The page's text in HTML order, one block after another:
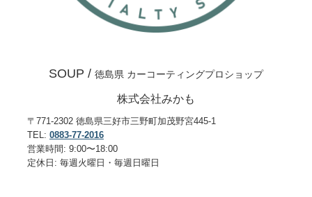
SOUP / 徳島県 カーコーティングプロショップ
株式会社みかも
〒771-2302 徳島県三好市三野町加茂野宮445-1
TEL: 0883-77-2016
営業時間: 9:00〜18:00
定休日: 毎週火曜日・毎週日曜日